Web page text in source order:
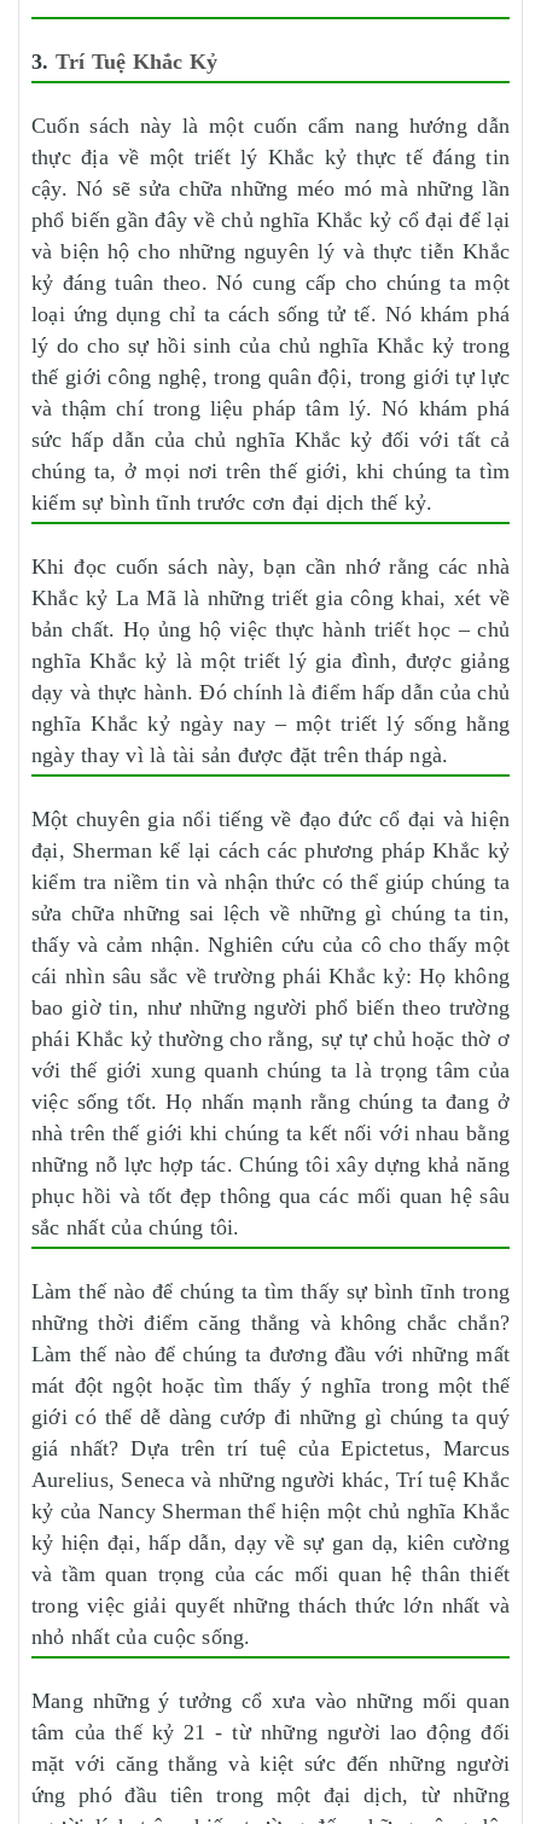
3. Trí Tuệ Khắc Kỷ
Cuốn sách này là một cuốn cẩm nang hướng dẫn
thực địa về một triết lý Khắc kỷ thực tế đáng tin
cậy. Nó sẽ sửa chữa những méo mó mà những lần
phổ biến gần đây về chủ nghĩa Khắc kỷ cổ đại để lại
và biện hộ cho những nguyên lý và thực tiễn Khắc
kỷ đáng tuân theo. Nó cung cấp cho chúng ta một
loại ứng dụng chỉ ta cách sống tử tế. Nó khám phá
lý do cho sự hồi sinh của chủ nghĩa Khắc kỷ trong
thế giới công nghệ, trong quân đội, trong giới tự lực
và thậm chí trong liệu pháp tâm lý. Nó khám phá
sức hấp dẫn của chủ nghĩa Khắc kỷ đối với tất cả
chúng ta, ở mọi nơi trên thế giới, khi chúng ta tìm
kiếm sự bình tĩnh trước cơn đại dịch thế kỷ.
Khi đọc cuốn sách này, bạn cần nhớ rằng các nhà
Khắc kỷ La Mã là những triết gia công khai, xét về
bản chất. Họ ủng hộ việc thực hành triết học – chủ
nghĩa Khắc kỷ là một triết lý gia đình, được giảng
dạy và thực hành. Đó chính là điểm hấp dẫn của chủ
nghĩa Khắc kỷ ngày nay – một triết lý sống hằng
ngày thay vì là tài sản được đặt trên tháp ngà.
Một chuyên gia nổi tiếng về đạo đức cổ đại và hiện
đại, Sherman kể lại cách các phương pháp Khắc kỷ
kiểm tra niềm tin và nhận thức có thể giúp chúng ta
sửa chữa những sai lệch về những gì chúng ta tin,
thấy và cảm nhận. Nghiên cứu của cô cho thấy một
cái nhìn sâu sắc về trường phái Khắc kỷ: Họ không
bao giờ tin, như những người phổ biến theo trường
phái Khắc kỷ thường cho rằng, sự tự chủ hoặc thờ ơ
với thế giới xung quanh chúng ta là trọng tâm của
việc sống tốt. Họ nhấn mạnh rằng chúng ta đang ở
nhà trên thế giới khi chúng ta kết nối với nhau bằng
những nỗ lực hợp tác. Chúng tôi xây dựng khả năng
phục hồi và tốt đẹp thông qua các mối quan hệ sâu
sắc nhất của chúng tôi.
Làm thế nào để chúng ta tìm thấy sự bình tĩnh trong
những thời điểm căng thẳng và không chắc chắn?
Làm thế nào để chúng ta đương đầu với những mất
mát đột ngột hoặc tìm thấy ý nghĩa trong một thế
giới có thể dễ dàng cướp đi những gì chúng ta quý
giá nhất? Dựa trên trí tuệ của Epictetus, Marcus
Aurelius, Seneca và những người khác, Trí tuệ Khắc
kỷ của Nancy Sherman thể hiện một chủ nghĩa Khắc
kỷ hiện đại, hấp dẫn, dạy về sự gan dạ, kiên cường
và tầm quan trọng của các mối quan hệ thân thiết
trong việc giải quyết những thách thức lớn nhất và
nhỏ nhất của cuộc sống.
Mang những ý tưởng cổ xưa vào những mối quan
tâm của thế kỷ 21 - từ những người lao động đối
mặt với căng thẳng và kiệt sức đến những người
ứng phó đầu tiên trong một đại dịch, từ những